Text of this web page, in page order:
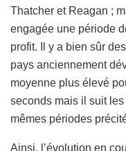
Thatcher et Reagan ;
engagée une période
profit. Il y a bien sûr
pays anciennement
moyenne plus élevé
seconds mais il suit
mêmes périodes
Ainsi, l’évolution en